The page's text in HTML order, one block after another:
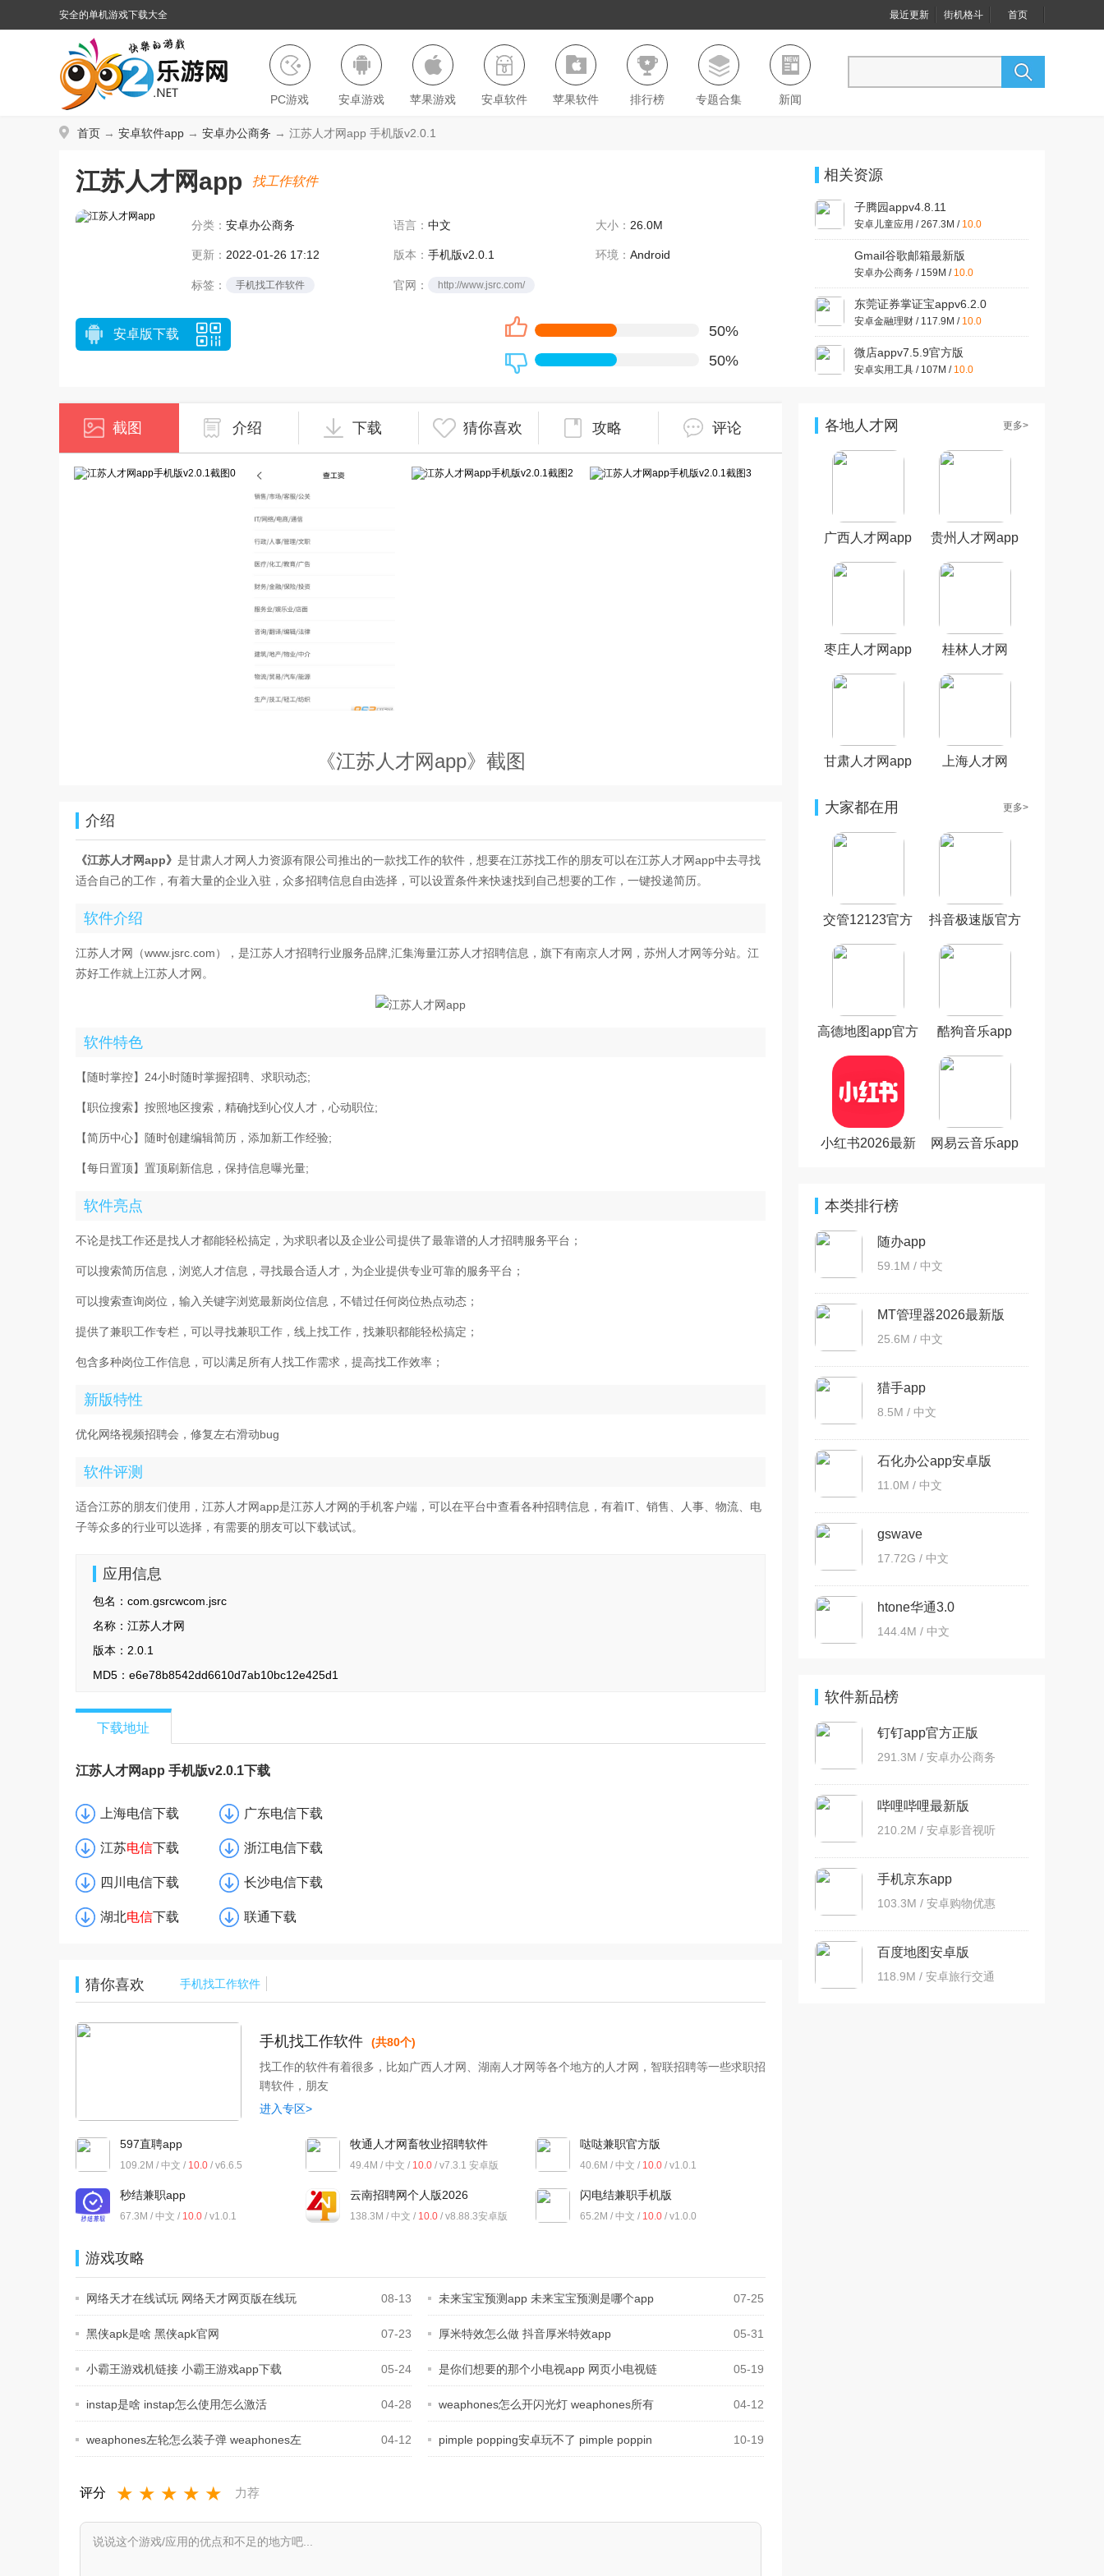
安全的单机游戏下载大全 最近更新 街机格斗 首页
PC游戏 安卓游戏 苹果游戏 安卓软件 苹果软件 排行榜 专题合集 新闻
首页 → 安卓软件app → 安卓办公商务 → 江苏人才网app 手机版v2.0.1
江苏人才网app 找工作软件
分类： 安卓办公商务 语言： 中文 大小： 26.0M
更新： 2022-01-26 17:12 版本： 手机版v2.0.1 环境： Android
标签： 手机找工作软件 官网： http://www.jsrc.com/
安卓版下载
50%
50%
相关资源
子腾园appv4.8.11
安卓儿童应用 / 267.3M / 10.0
Gmail谷歌邮箱最新版
v2025.04.06.746103577.Release
安卓办公商务 / 159M / 10.0
东莞证券掌证宝appv6.2.0
安卓金融理财 / 117.9M / 10.0
微店appv7.5.9官方版
安卓实用工具 / 107M / 10.0
安卓购物优惠 / 24.8M /
抖音短视频appv37.8.0 最新版
安卓影音视听 / 327.7M /
安卓聊天社交 / 154.0M /
美图秀秀手机版官方版
v10.10.0最新版
安卓摄影摄像 / 174M /10.0
截图 介绍 下载 猜你喜欢 攻略 评论
《江苏人才网app》截图
介绍
《江苏人才网app》 是甘肃人才网人力资源有限公司推出的一款找工作的软件，想要在江苏找工作的朋友可以在江苏人才网app中去寻找
适合自己的工作，有着大量的企业入驻，众多招聘信息自由选择，可以设置条件来快速找到自己想要的工作，一键投递简历。
软件介绍
江苏人才网（www.jsrc.com），是江苏人才招聘行业服务品牌,汇集海量江苏人才招聘信息，旗下有南京人才网，苏州人才网等分站。江
苏好工作就上江苏人才网。
软件特色
【随时掌控】24小时随时掌握招聘、求职动态;
【职位搜索】按照地区搜索，精确找到心仪人才，心动职位;
【简历中心】随时创建编辑简历，添加新工作经验;
【每日置顶】置顶刷新信息，保持信息曝光量;
软件亮点
不论是找工作还是找人才都能轻松搞定，为求职者以及企业公司提供了最靠谱的人才招聘服务平台；
可以搜索简历信息，浏览人才信息，寻找最合适人才，为企业提供专业可靠的服务平台；
可以搜索查询岗位，输入关键字浏览最新岗位信息，不错过任何岗位热点动态；
提供了兼职工作专栏，可以寻找兼职工作，线上找工作，找兼职都能轻松搞定；
包含多种岗位工作信息，可以满足所有人找工作需求，提高找工作效率；
新版特性
优化网络视频招聘会，修复左右滑动bug
软件评测
适合江苏的朋友们使用，江苏人才网app是江苏人才网的手机客户端，可以在平台中查看各种招聘信息，有着IT、销售、人事、物流、电
子等众多的行业可以选择，有需要的朋友可以下载试试。
应用信息
包名： com.gsrcwcom.jsrc
名称： 江苏人才网
版本： 2.0.1
MD5： e6e78b8542dd6610d7ab10bc12e425d1
下载地址
江苏人才网app 手机版v2.0.1下载
上海电信下载 广东电信下载
江苏电信下载 浙江电信下载
四川电信下载 长沙电信下载
湖北电信下载 联通下载
猜你喜欢 手机找工作软件
手机找工作软件
(共80个)
找工作的软件有着很多，比如广西人才网、湖南人才网等各个地方的人才网，智联招聘等一些求职招
聘软件，朋友
进入专区>
597直聘app
109.2M / 中文 / 10.0 / v6.6.5
牧通人才网畜牧业招聘软件
49.4M / 中文 / 10.0 / v7.3.1 安卓版
哒哒兼职官方版
40.6M / 中文 / 10.0 / v1.0.1
秒结兼职app
67.3M / 中文 / 10.0 / v1.0.1
云南招聘网个人版2026
138.3M / 中文 / 10.0 / v8.88.3安卓版
闪电结兼职手机版
65.2M / 中文 / 10.0 / v1.0.0
游戏攻略
网络天才在线试玩 网络天才网页版在线玩 08-13 未来宝宝预测app 未来宝宝预测是哪个app 07-25
黑侠apk是啥 黑侠apk官网 07-23 厚米特效怎么做 抖音厚米特效app 05-31
小霸王游戏机链接 小霸王游戏app下载 05-24 是你们想要的那个小电视app 网页小电视链 05-19
instap是啥 instap怎么使用怎么激活 04-28
weaphones怎么开闪光灯 weaphones所有
04-12
weaphones左轮怎么装子弹 weaphones左
04-12 pimple popping安卓玩不了 pimple poppin 10-19
评分 ★ ★ ★ ★ ★ 力荐
各地人才网 更多>
广西人才网app 贵州人才网app
枣庄人才网app 桂林人才网
甘肃人才网app 上海人才网
大家都在用 更多>
交管12123官方
抖音极速版官方
高德地图app官方
酷狗音乐app
小红书2026最新
网易云音乐app
本类排行榜
随办app
59.1M / 中文
MT管理器2026最新版
25.6M / 中文
猎手app
8.5M / 中文
石化办公app安卓版
11.0M / 中文
gswave
17.72G / 中文
htone华通3.0
144.4M / 中文
软件新品榜
钉钉app官方正版
291.3M / 安卓办公商务
哔哩哔哩最新版
210.2M / 安卓影音视听
手机京东app
103.3M / 安卓购物优惠
百度地图安卓版
118.9M / 安卓旅行交通